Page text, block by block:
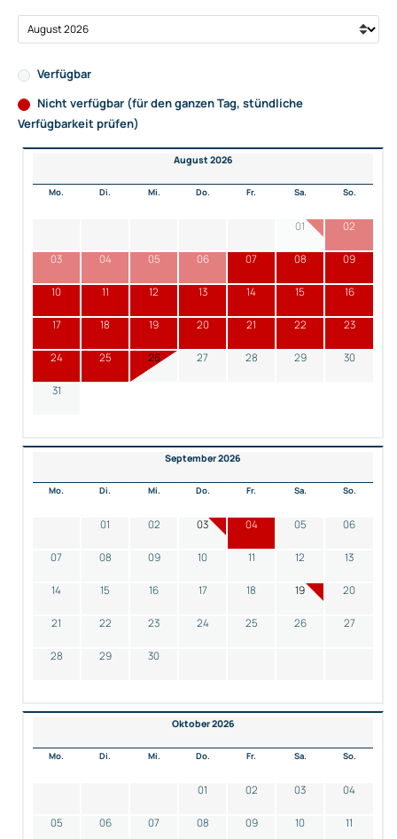
Verfügbar
Nicht verfügbar (für den ganzen Tag, stündliche
Verfügbarkeit prüfen)
August 2026
Mo. Di. Mi. Do. Fr. Sa. So.
01 02
03 04 05 06 07 08 09
10 11 12 13 14 15 16
17 18 19 20 21 22 23
24 25 26 27 28 29 30
31
September 2026
Mo. Di. Mi. Do. Fr. Sa. So.
01 02 03 04 05 06
07 08 09 10 11 12 13
14 15 16 17 18 19 20
21 22 23 24 25 26 27
28 29 30
Oktober 2026
Mo. Di. Mi. Do. Fr. Sa. So.
01 02 03 04
05 06 07 08 09 10 11